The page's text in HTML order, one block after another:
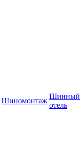
Шиномонтаж
Шинный
отель